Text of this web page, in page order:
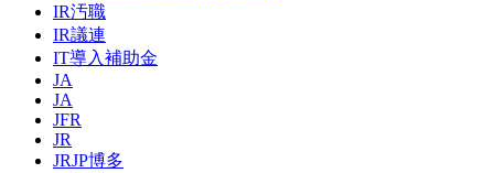
IR汚職
IR議連
IT導入補助金
JA
JA
JFR
JR
JRJP博多